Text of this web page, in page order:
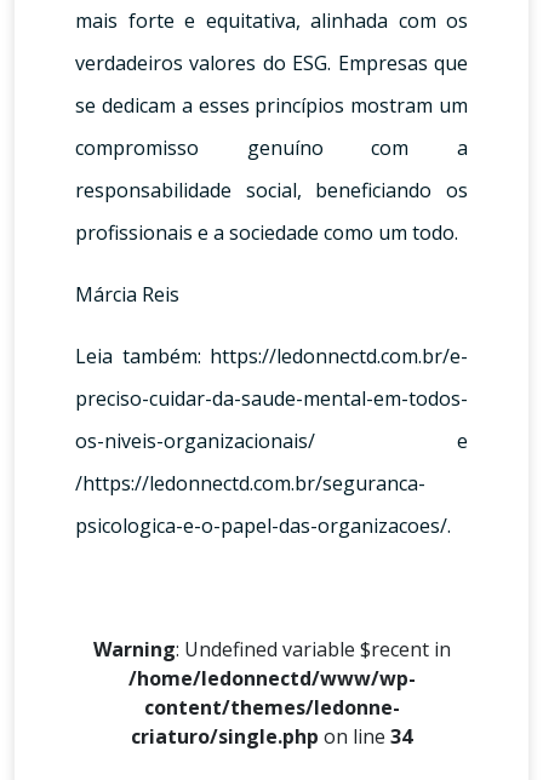
mais forte e equitativa, alinhada com os
verdadeiros valores do ESG. Empresas que
se dedicam a esses princípios mostram um
compromisso genuíno com a
responsabilidade social, beneficiando os
profissionais e a sociedade como um todo.
Márcia Reis
Leia também: https://ledonnectd.com.br/e-
preciso-cuidar-da-saude-mental-em-todos-
os-niveis-organizacionais/ e
/https://ledonnectd.com.br/seguranca-
psicologica-e-o-papel-das-organizacoes/.
Warning: Undefined variable $recent in
/home/ledonnectd/www/wp-
content/themes/ledonne-
criaturo/single.php on line 34